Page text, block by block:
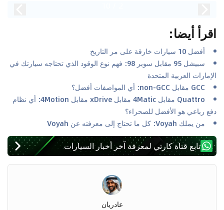
اقرأ أيضا:
أفضل 10 سيارات خارقة على مر التاريخ
سبيشل 95 مقابل سوبر 98: فهم نوع الوقود الذي تحتاجه سيارتك في
الإمارات العربية المتحدة
GCC مقابل non-GCC: أي المواصفات أفضل؟
Quattro مقابل 4Matic مقابل xDrive مقابل 4Motion: أي نظام
دفع رباعي هو الأفضل للصحراء؟
من يملك Voyah: كل ما تحتاج إلى معرفته عن Voyah
تابع قناة كارتي لمعرفة آخر أخبار السيارات
عادريان